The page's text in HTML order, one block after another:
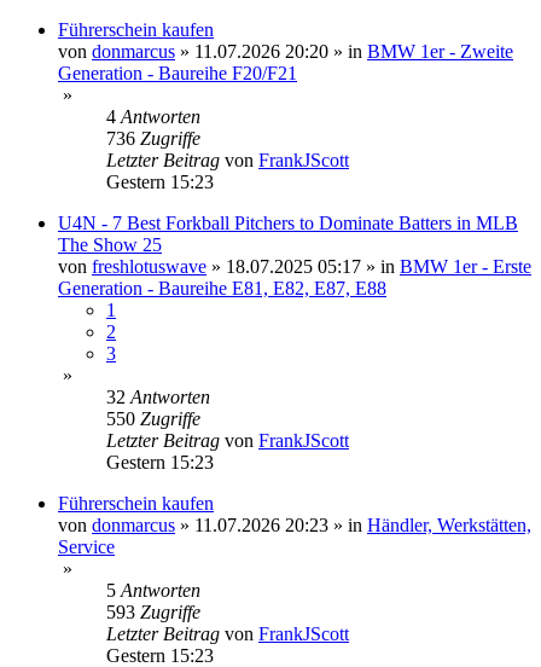
Führerschein kaufen
von donmarcus » 11.07.2026 20:20 » in BMW 1er - Zweite
Generation - Baureihe F20/F21
»
4 Antworten
736 Zugriffe
Letzter Beitrag von FrankJScott
Gestern 15:23
U4N - 7 Best Forkball Pitchers to Dominate Batters in MLB
The Show 25
von freshlotuswave » 18.07.2025 05:17 » in BMW 1er - Erste
Generation - Baureihe E81, E82, E87, E88
1
2
3
»
32 Antworten
550 Zugriffe
Letzter Beitrag von FrankJScott
Gestern 15:23
Führerschein kaufen
von donmarcus » 11.07.2026 20:23 » in Händler, Werkstätten,
Service
»
5 Antworten
593 Zugriffe
Letzter Beitrag von FrankJScott
Gestern 15:23